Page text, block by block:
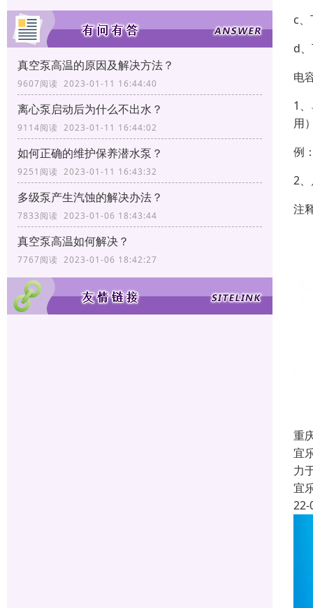
真空泵高温的原因及解决方法？
9607阅读 2023-01-11 16:44:40
离心泵启动后为什么不出水？
9114阅读 2023-01-11 16:44:02
如何正确的维护保养潜水泵？
9251阅读 2023-01-11 16:43:32
多级泵产生汽蚀的解决办法？
7833阅读 2023-01-06 18:43:44
真空泵高温如何解决？
7767阅读 2023-01-06 18:42:27
c
d
电
1
用
例
2
注
重
宜
力
宜
22-